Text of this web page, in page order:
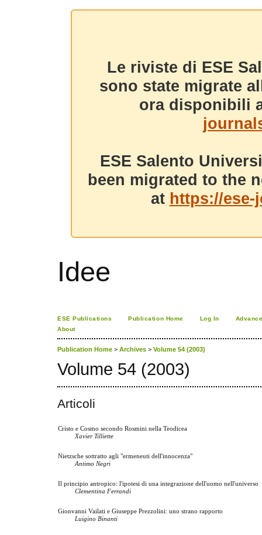
Le riviste di ESE
sono state migrate
ora disponibili
ESE Salento
been migrated to the
at https://
Idee
ESE Publications Publication Home Log In
About
Publication Home > Archives > Volume 54 (2003)
Volume 54 (2003)
Articoli
Cristo e Cosmo secondo Rosmini nella Teodicea
Xavier Tilliette
Nietzsche sottratto agli "ermeneuti dell'innocenza"
Antimo Negri
Il principio antropico: l'ipotesi di una integrazione dell'uomo nell'universo
Clementina Ferrandi
Gionvanni Vailati e Giuseppe Prezzolini: uno strano rapporto
Luigino Binanti